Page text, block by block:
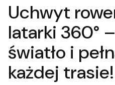
Uchwyt
latarki 360°
światło i
każdej trasie!